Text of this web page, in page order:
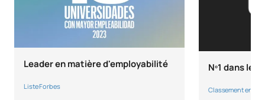
Leader en matière d'employabilité
Liste Forbes
Nº1 dans le
Classement en U